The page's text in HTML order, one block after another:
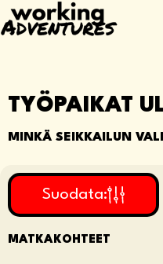
TYÖPAIKAT
MINKÄ SEIKKAILUN
Suodata:
MATKAKOHTEET